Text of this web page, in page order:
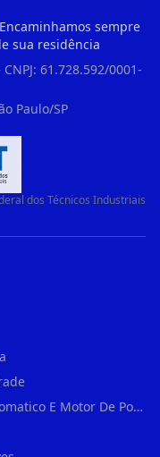
sempre
sua residência
61.728.592/0001-
Paulo/SP
dos Técnicos Industriais
Duvidas De Clientes Sobre Portao Automatico E Motor De Portao Motor Para Portao De Ferro